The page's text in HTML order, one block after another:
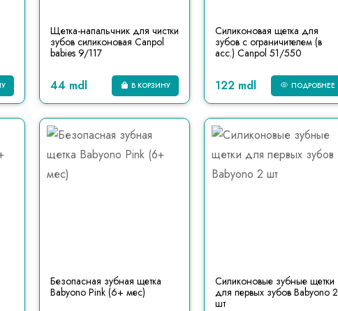
Щетка-напальчник для чистки
зубов силиконовая Canpol
babies 9/117
44 mdl В КОРЗИНУ
Силиконовая щетка для
зубов с ограничителем (в
асс.) Canpol 51/550
122 mdl ПОДРОБНЕЕ
Безопасная зубная щетка
Babyono Pink (6+ мес)
Силиконовые зубные щетки
для первых зубов Babyono 2
шт